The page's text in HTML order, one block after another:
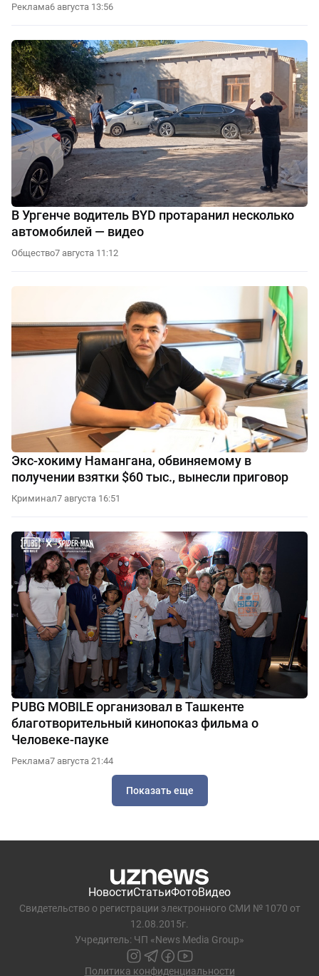
Реклама6 августа 13:56
В Ургенче водитель BYD протаранил несколько
автомобилей — видео
Общество7 августа 11:12
Экс-хокиму Намангана, обвиняемому в
получении взятки $60 тыс., вынесли приговор
Криминал7 августа 16:51
PUBG MOBILE организовал в Ташкенте
благотворительный кинопоказ фильма о
Человеке-пауке
Реклама7 августа 21:44
Показать еще
НовостиСтатьиФотоВидео
Свидетельство о регистрации электронного СМИ № 1070 от
12.08.2015г.
Учредитель: ЧП «News Media Group»
Политика конфиденциальности